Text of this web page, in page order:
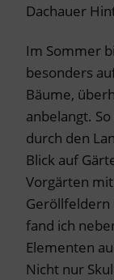
Dachauer
Im Sommer
besonders
Bäume,
anbelangt.
durch den
Blick auf
Vorgärten
Geröllfeldern
fand ich
Elementen
Nicht nur